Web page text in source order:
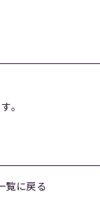
。
覧に戻る